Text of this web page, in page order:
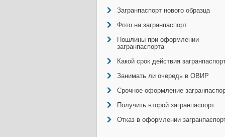
Загранпаспорт нового образца
Фото на загранпаспорт
Пошлины при оформлении
загранпаспорта
Какой срок действия
Занимать ли очередь в ОВИР
Срочное оформление
Получить второй загранпаспорт
Отказ в оформлении